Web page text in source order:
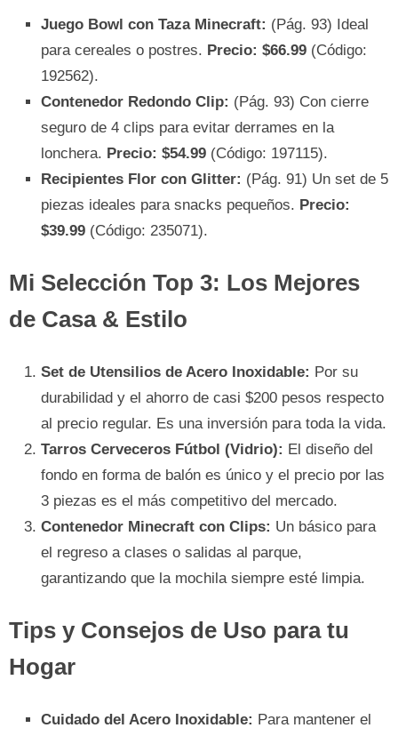
Juego Bowl con Taza Minecraft: (Pág. 93) Ideal
para cereales o postres. Precio: $66.99 (Código:
192562).
Contenedor Redondo Clip: (Pág. 93) Con cierre
seguro de 4 clips para evitar derrames en la
lonchera. Precio: $54.99 (Código: 197115).
Recipientes Flor con Glitter: (Pág. 91) Un set de 5
piezas ideales para snacks pequeños. Precio:
$39.99 (Código: 235071).
Mi Selección Top 3: Los Mejores
de Casa & Estilo
Set de Utensilios de Acero Inoxidable: Por su
durabilidad y el ahorro de casi $200 pesos respecto
al precio regular. Es una inversión para toda la vida.
Tarros Cerveceros Fútbol (Vidrio): El diseño del
fondo en forma de balón es único y el precio por las
3 piezas es el más competitivo del mercado.
Contenedor Minecraft con Clips: Un básico para
el regreso a clases o salidas al parque,
garantizando que la mochila siempre esté limpia.
Tips y Consejos de Uso para tu
Hogar
Cuidado del Acero Inoxidable: Para mantener el